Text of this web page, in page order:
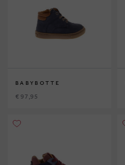
BABYBOTTE
€ 97,95